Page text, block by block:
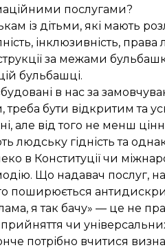
послугами?
із дітьми, які мають
інклюзивність,
за межами
бульбашці.
в нас за
треба бути відкритим та
але від того не менш
людську гідність та
в Конституції чи
Що надавач послуг,
поширюється
я так бачу» — це не
чи
потрібно вчитися